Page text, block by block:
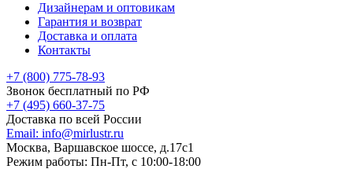
Дизайнерам и оптовикам
Гарантия и возврат
Доставка и оплата
Контакты
+7 (800) 775-78-93
Звонок бесплатный по РФ
+7 (495) 660-37-75
Доставка по всей России
Email: info@mirlustr.ru
Москва, Варшавское шоссе, д.17c1
Режим работы: Пн-Пт, с 10:00-18:00